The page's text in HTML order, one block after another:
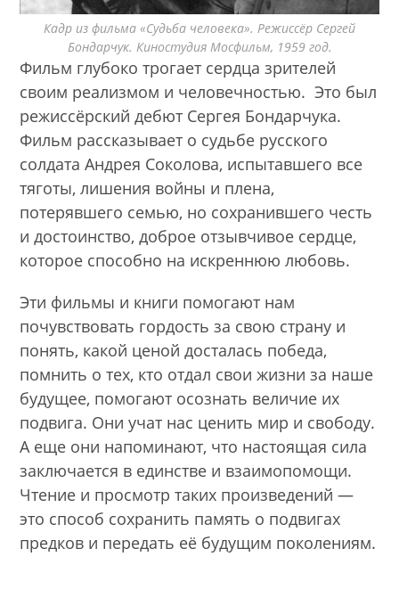
Кадр из фильма «Судьба человека». Режиссёр Сергей
Бондарчук. Киностудия Мосфильм, 1959 год.
Фильм глубоко трогает сердца зрителей
своим реализмом и человечностью. Это был
режиссёрский дебют Сергея Бондарчука.
Фильм рассказывает о судьбе русского
солдата Андрея Соколова, испытавшего все
тяготы, лишения войны и плена,
потерявшего семью, но сохранившего честь
и достоинство, доброе отзывчивое сердце,
которое способно на искреннюю любовь.
Эти фильмы и книги помогают нам
почувствовать гордость за свою страну и
понять, какой ценой досталась победа,
помнить о тех, кто отдал свои жизни за наше
будущее, помогают осознать величие их
подвига. Они учат нас ценить мир и свободу.
А еще они напоминают, что настоящая сила
заключается в единстве и взаимопомощи.
Чтение и просмотр таких произведений —
это способ сохранить память о подвигах
предков и передать её будущим поколениям.